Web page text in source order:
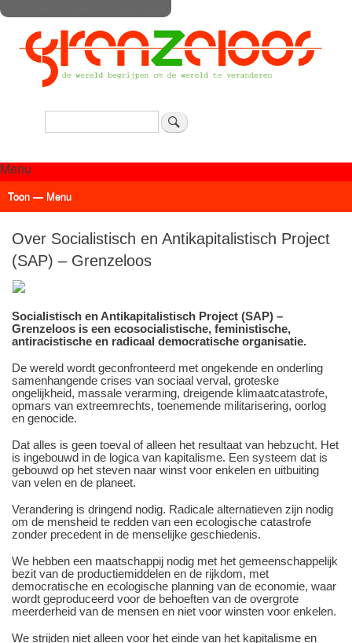
Menu
Toon — Menu
Over Socialistisch en Antikapitalistisch Project
(SAP) – Grenzeloos
Socialistisch en Antikapitalistisch Project (SAP) –
Grenzeloos is een ecosocialistische, feministische,
antiracistische en radicaal democratische organisatie.
De wereld wordt geconfronteerd met ongekende en onderling
samenhangende crises van sociaal verval, groteske
ongelijkheid, massale verarming, dreigende klimaatcatastrofe,
opmars van extreemrechts, toenemende militarisering, oorlog
en genocide.
Dat alles is geen toeval of alleen het resultaat van hebzucht. Het
is ingebouwd in de logica van kapitalisme. Een systeem dat is
gebouwd op het steven naar winst voor enkelen en uitbuiting
van velen en de planeet.
Verandering is dringend nodig. Radicale alternatieven zijn nodig
om de mensheid te redden van een ecologische catastrofe
zonder precedent in de menselijke geschiedenis.
We hebben een maatschappij nodig met het gemeenschappelijk
bezit van de productiemiddelen en de rijkdom, met
democratische en ecologische planning van de economie, waar
wordt geproduceerd voor de behoeften van de overgrote
meerderheid van de mensen en niet voor winsten voor enkelen.
We strijden niet alleen voor het einde van het kapitalisme en